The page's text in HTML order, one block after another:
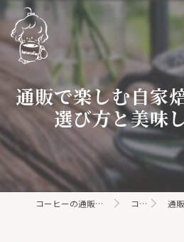
通販で楽しむ自家
選び方と美味
コーヒーの通販ならhanacoffee コラム 通販